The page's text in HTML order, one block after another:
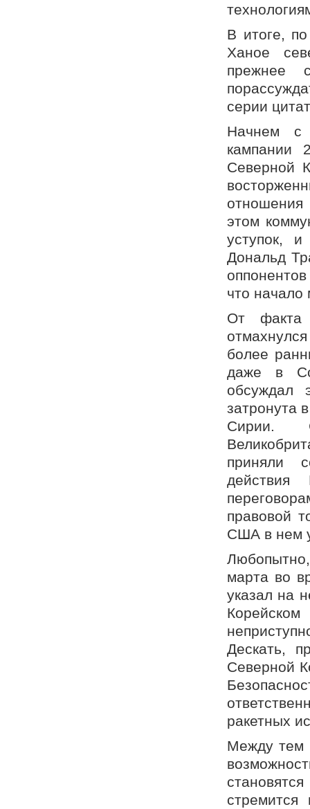
В итоге,
Ханое
прежнее
серии
Начнем с
кампании
Северной
этом
уступок,
Дональд
что начало
От факта
более
даже в
обсуждал
затронута
Сирии.
приняли
правовой
США в нем
марта во
указал на
Дескать,
Северной
ракетных
Между тем